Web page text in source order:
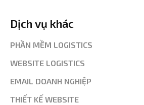
Dịch vụ khác
PHẦN MỀM LOGISTICS
WEBSITE LOGISTICS
EMAIL DOANH NGHIỆP
THIẾT KẾ WEBSITE